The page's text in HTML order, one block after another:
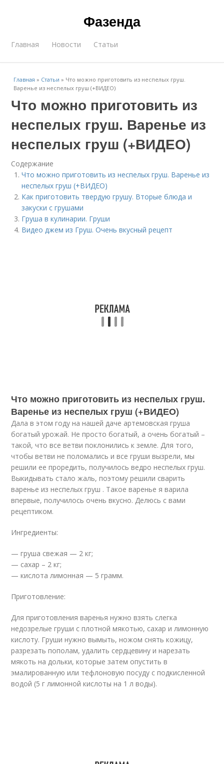
Фазенда
Главная Новости Статьи
Главная » Статьи » Что можно приготовить из неспелых груш.
Варенье из неспелых груш (+ВИДЕО)
Что можно приготовить из
неспелых груш. Варенье из
неспелых груш (+ВИДЕО)
Содержание
Что можно приготовить из неспелых груш. Варенье из
неспелых груш (+ВИДЕО)
Как приготовить твердую грушу. Вторые блюда и
закуски с грушами
Груша в кулинарии. Груши
Видео джем из Груш. Очень вкусный рецепт
Что можно приготовить из неспелых груш.
Варенье из неспелых груш (+ВИДЕО)
Дала в этом году на нашей даче артемовская груша
богатый урожай. Не просто богатый, а очень богатый –
такой, что все ветви поклонились к земле. Для того,
чтобы ветви не поломались и все груши вызрели, мы
решили ее проредить, получилось ведро неспелых груш.
Выкидывать стало жаль, поэтому решили сварить
варенье из неспелых груш . Такое варенье я варила
впервые, получилось очень вкусно. Делюсь с вами
рецептиком.
Ингредиенты:
— груша свежая — 2 кг;
— сахар – 2 кг;
— кислота лимонная — 5 грамм.
Приготовление:
Для приготовления варенья нужно взять слегка
недозрелые груши с плотной мякотью, сахар и лимонную
кислоту. Груши нужно вымыть, ножом снять кожицу,
разрезать пополам, удалить сердцевину и нарезать
мякоть на дольки, которые затем опустить в
эмалированную или тефлоновую посуду с подкисленной
водой (5 г лимонной кислоты на 1 л воды).